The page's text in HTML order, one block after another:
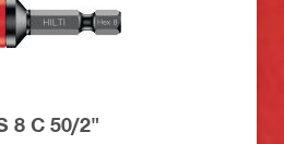
8 C 50/2"